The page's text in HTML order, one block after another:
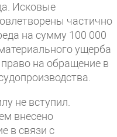
Исковые
частично
на сумму 100 000
ущерба
на обращение в
не вступил.
внесено
в связи с